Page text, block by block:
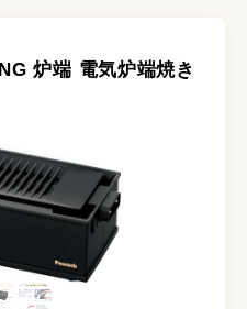
炉端 電気炉端焼き